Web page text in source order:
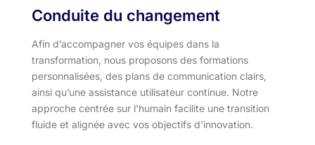
Conduite du changement
Afin d’accompagner vos équipes dans la
transformation, nous proposons des formations
personnalisées, des plans de communication clairs,
ainsi qu’une assistance utilisateur continue. Notre
approche centrée sur l'humain facilite une transition
fluide et alignée avec vos objectifs d'innovation.​